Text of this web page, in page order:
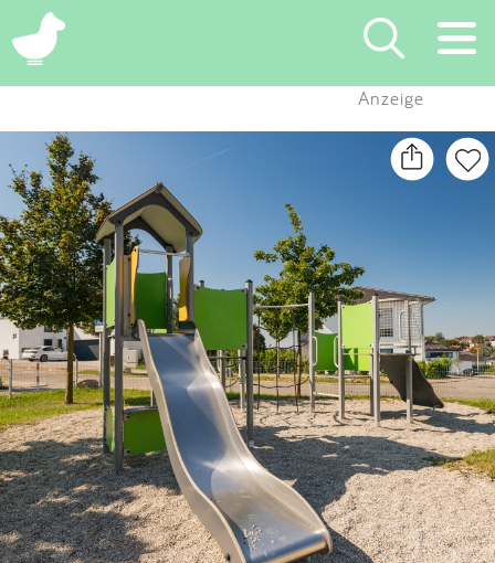
×
Suchen
Eintragen
App
Blog
Partner
Kontakt
Impressum
Anzeige